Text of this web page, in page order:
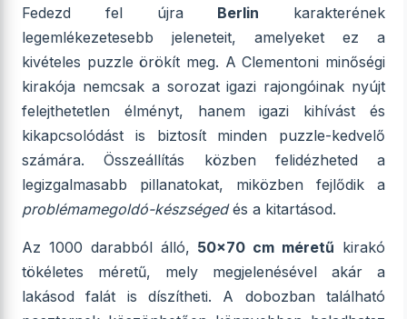
Fedezd fel újra Berlin karakterének
legemlékezetesebb jeleneteit, amelyeket ez a
kivételes puzzle örökít meg. A Clementoni minőségi
kirakója nemcsak a sorozat igazi rajongóinak nyújt
felejthetetlen élményt, hanem igazi kihívást és
kikapcsolódást is biztosít minden puzzle-kedvelő
számára. Összeállítás közben felidézheted a
legizgalmasabb pillanatokat, miközben fejlődik a
problémamegoldó-készségedés a kitartásod.
Az 1000 darabból álló, 50x70 cm méretű kirakó
tökéletes méretű, mely megjelenésével akár a
lakásod falát is díszítheti. A dobozban található